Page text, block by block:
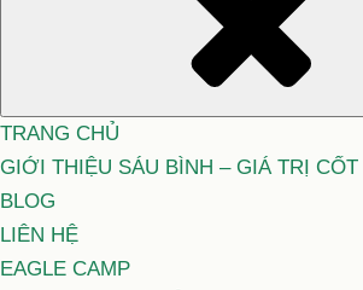
TRANG CHỦ
GIỚI THIỆU SÁU BÌNH – GIÁ TRỊ CỐT
BLOG
LIÊN HỆ
EAGLE CAMP